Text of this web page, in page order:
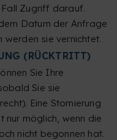
Zugriff darauf.
Datum der Anfrage
sie vernichtet.
(RÜCKTRITT)
Sie Ihre
Sie sie
Eine Stornierung
nur möglich, wenn die
nicht begonnen hat.